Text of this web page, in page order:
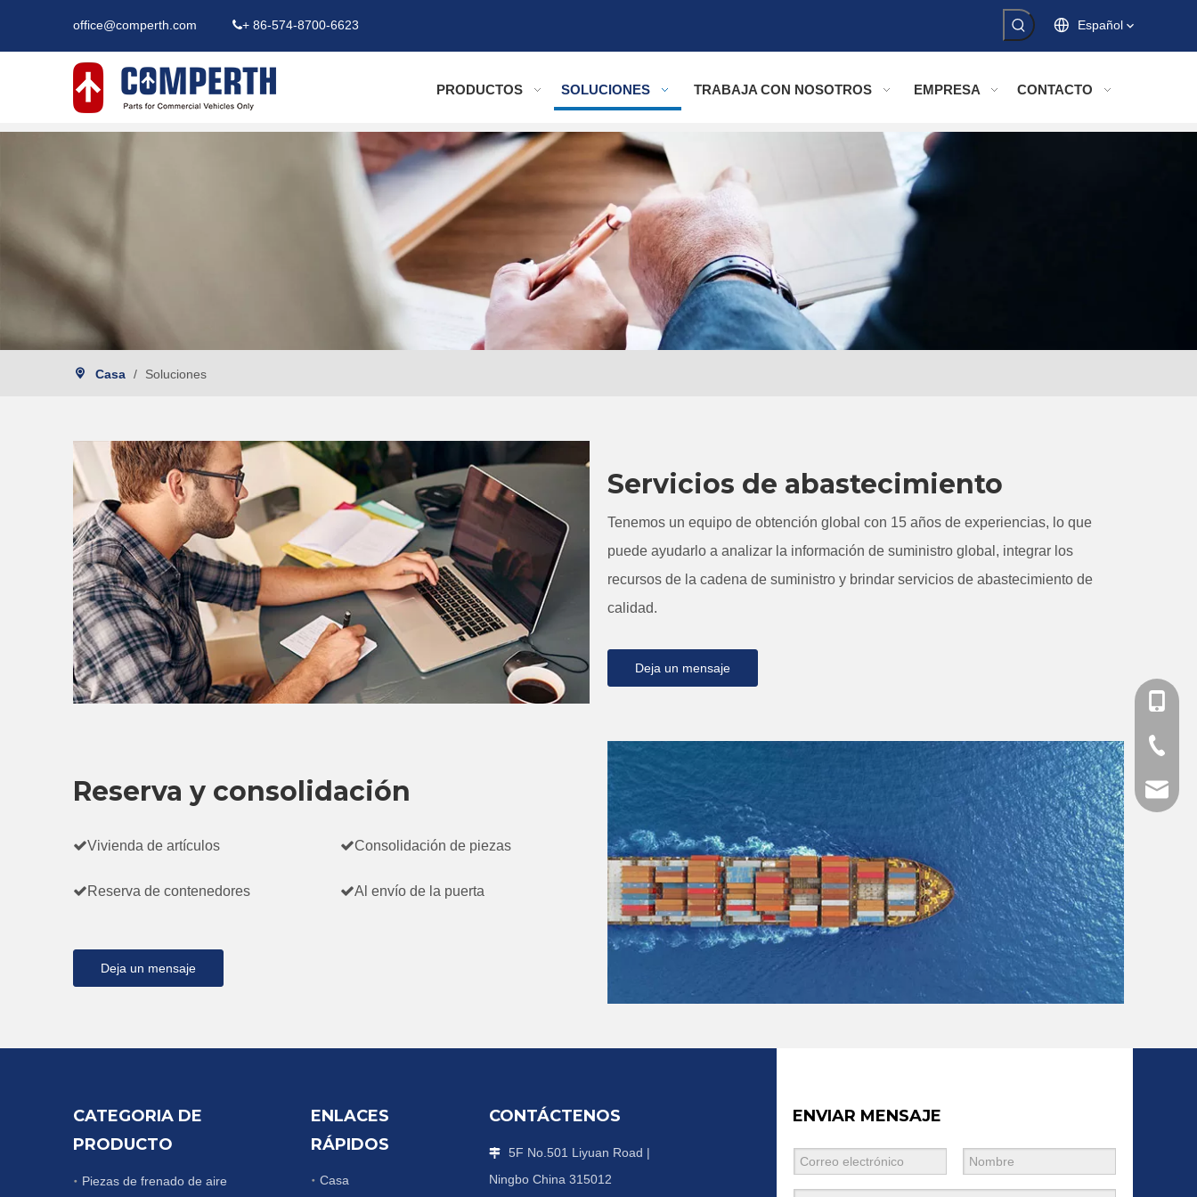
office@comperth.com + 86-574-8700-6623 Español
PRODUCTOS SOLUCIONES TRABAJA CON NOSOTROS EMPRESA CONTACTO
Casa / Soluciones
Servicios de abastecimiento
Tenemos un equipo de obtención global con 15 años de experiencias, lo que
puede ayudarlo a analizar la información de suministro global, integrar los
recursos de la cadena de suministro y brindar servicios de abastecimiento de
calidad.
Deja un mensaje
Reserva y consolidación
Vivienda de artículos
Reserva de contenedores
Consolidación de piezas
Al envío de la puerta
Deja un mensaje
CATEGORIA DE
PRODUCTO
Piezas de frenado de aire
ENLACES
RÁPIDOS
Casa
CONTÁCTENOS
 5F No.501 Liyuan Road |
Ningbo China 315012
Tel
Email
ENVIAR MENSAJE